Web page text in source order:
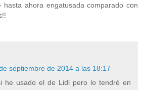
hasta ahora engatusada comparado con
septiembre de 2014 a las 18:17
he usado el de Lidl pero lo tendré en